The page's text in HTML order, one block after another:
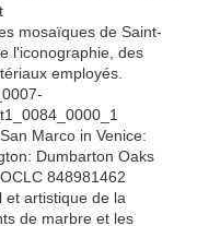
mosaïques de Saint-
l'iconographie, des
employés.
Marco in Venice:
Dumbarton Oaks
848981462
et artistique de la
de marbre et les